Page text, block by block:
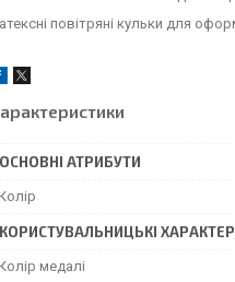
повітряні кульки для
ОСНОВНІ АТРИБУТИ
КОРИСТУВАЛЬНИЦЬКІ
медалі